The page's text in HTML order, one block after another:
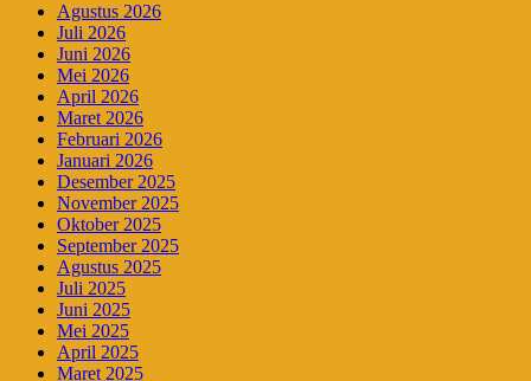
Agustus 2026
Juli 2026
Juni 2026
Mei 2026
April 2026
Maret 2026
Februari 2026
Januari 2026
Desember 2025
November 2025
Oktober 2025
September 2025
Agustus 2025
Juli 2025
Juni 2025
Mei 2025
April 2025
Maret 2025